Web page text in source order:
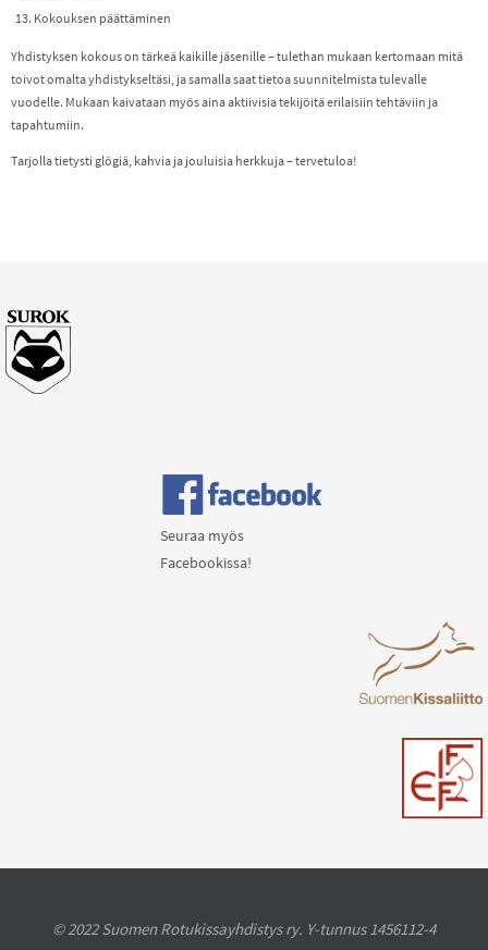
Kokouksen päättäminen
Yhdistyksen kokous on tärkeä kaikille jäsenille – tulethan mukaan kertomaan mitä
toivot omalta yhdistykseltäsi, ja samalla saat tietoa suunnitelmista tulevalle
vuodelle. Mukaan kaivataan myös aina aktiivisia tekijöitä erilaisiin tehtäviin ja
tapahtumiin.
Tarjolla tietysti glögiä, kahvia ja jouluisia herkkuja – tervetuloa!
Seuraa myös
Facebookissa!
© 2022 Suomen Rotukissayhdistys ry. Y-tunnus 1456112-4